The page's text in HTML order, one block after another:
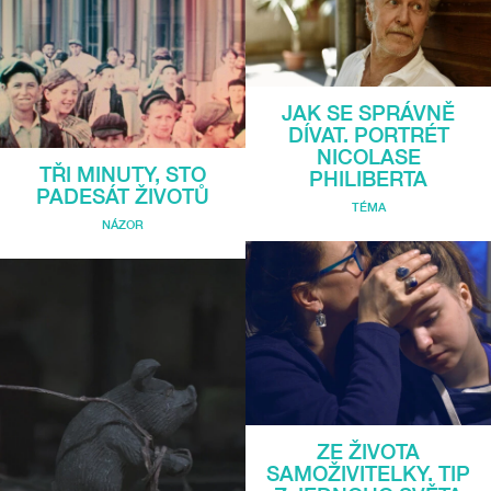
TŘI MINUTY, STO
PADESÁT ŽIVOTŮ
NÁZOR
JAK SE SPRÁVNĚ
DÍVAT. PORTRÉT
NICOLASE
PHILIBERTA
TÉMA
ZE ŽIVOTA
SAMOŽIVITELKY. TIP